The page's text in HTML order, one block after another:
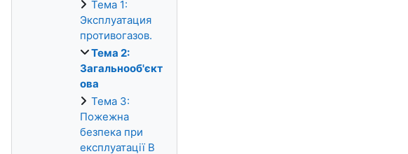
Тема 1:
Эксплуатация
противогазов.
Тема 2:
Загальнооб'єкт
ова
Тема 3:
Пожежна
безпека при
експлуатації В